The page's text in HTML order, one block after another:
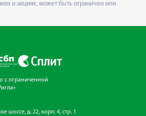
и акциях, может быть ограничен или
с ограниченной
шоссе, д. 22, корп. 4, стр. 1